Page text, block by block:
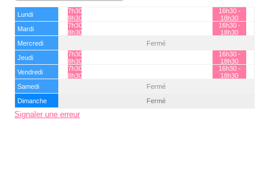
Lundi
7h30 -
8h30
16h30 -
18h30
Mardi
7h30 -
8h30
16h30 -
18h30
Mercredi
Fermé
Jeudi
7h30 -
8h30
16h30 -
18h30
Vendredi
7h30 -
8h30
16h30 -
18h30
Samedi
Fermé
Dimanche
Fermé
Signaler une erreur